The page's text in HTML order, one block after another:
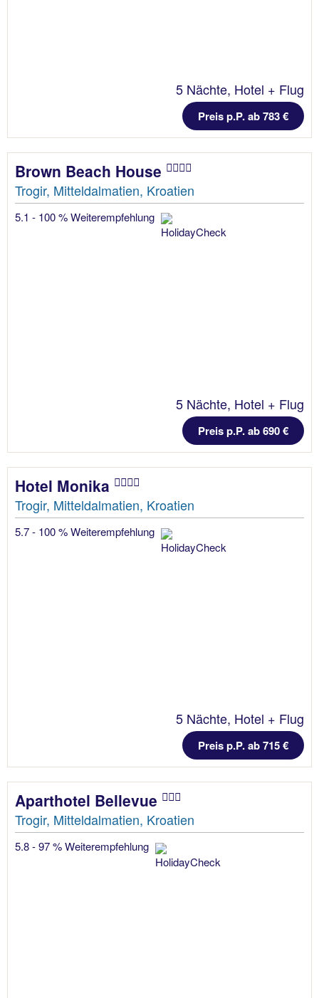
5 Nächte, Hotel + Flug
Preis p.P. ab 783 €
Brown Beach House
Trogir, Mitteldalmatien, Kroatien
5.1 - 100 % Weiterempfehlung
5 Nächte, Hotel + Flug
Preis p.P. ab 690 €
Hotel Monika
Trogir, Mitteldalmatien, Kroatien
5.7 - 100 % Weiterempfehlung
5 Nächte, Hotel + Flug
Preis p.P. ab 715 €
Aparthotel Bellevue
Trogir, Mitteldalmatien, Kroatien
5.8 - 97 % Weiterempfehlung